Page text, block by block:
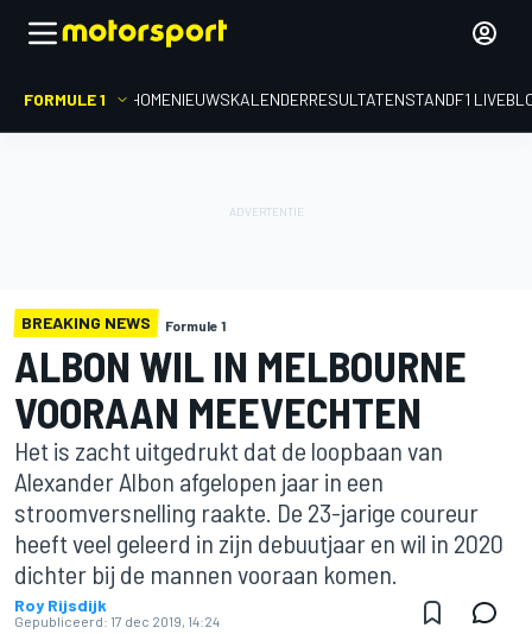
FORMULE 1 HOMENIEUWSKALENDERRESULTATENSTANDF1
BREAKING NEWS Formule 1
ALBON WIL IN MELBOURNE
VOORAAN MEEVECHTEN
Het is zacht uitgedrukt dat de loopbaan van
Alexander Albon afgelopen jaar in een
stroomversnelling raakte. De 23-jarige coureur
heeft veel geleerd in zijn debuutjaar en wil in 2020
dichter bij de mannen vooraan komen.
Roy Rijsdijk
Gepubliceerd: 17 dec 2019, 14:24